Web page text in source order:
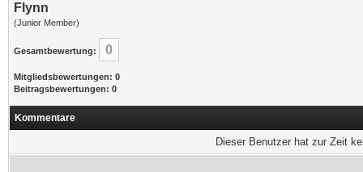
Flynn
(Junior Member)
Gesamtbewertung: 0
Mitgliedsbewertungen: 0
Beitragsbewertungen: 0
Kommentare
Dieser Benutzer hat zur Zeit